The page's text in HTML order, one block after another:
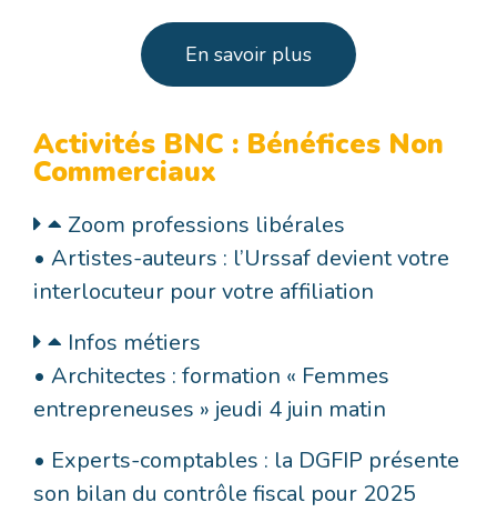
En savoir plus
Activités BNC : Bénéfices Non
Commerciaux
Zoom professions libérales
• Artistes-auteurs : l’Urssaf devient votre
interlocuteur pour votre affiliation
Infos métiers
• Architectes : formation « Femmes
entrepreneuses » jeudi 4 juin matin
• Experts-comptables : la DGFIP présente
son bilan du contrôle fiscal pour 2025